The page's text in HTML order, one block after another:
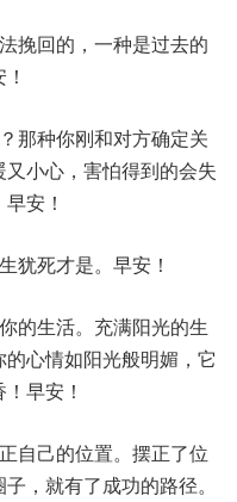
挽回的，一种是过去的
那种你刚和对方确定关
小心，害怕得到的会失
安！
犹死才是。早安！
的生活。充满阳光的生
心情如阳光般明媚，它
早安！
自己的位置。摆正了位
，就有了成功的路径。